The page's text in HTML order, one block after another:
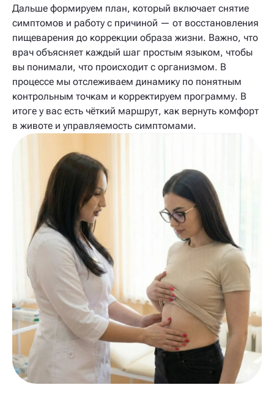
Дальше формируем план, который включает снятие
симптомов и работу с причиной — от восстановления
пищеварения до коррекции образа жизни. Важно, что
врач объясняет каждый шаг простым языком, чтобы
вы понимали, что происходит с организмом. В
процессе мы отслеживаем динамику по понятным
контрольным точкам и корректируем программу. В
итоге у вас есть чёткий маршрут, как вернуть комфорт
в животе и управляемость симптомами.